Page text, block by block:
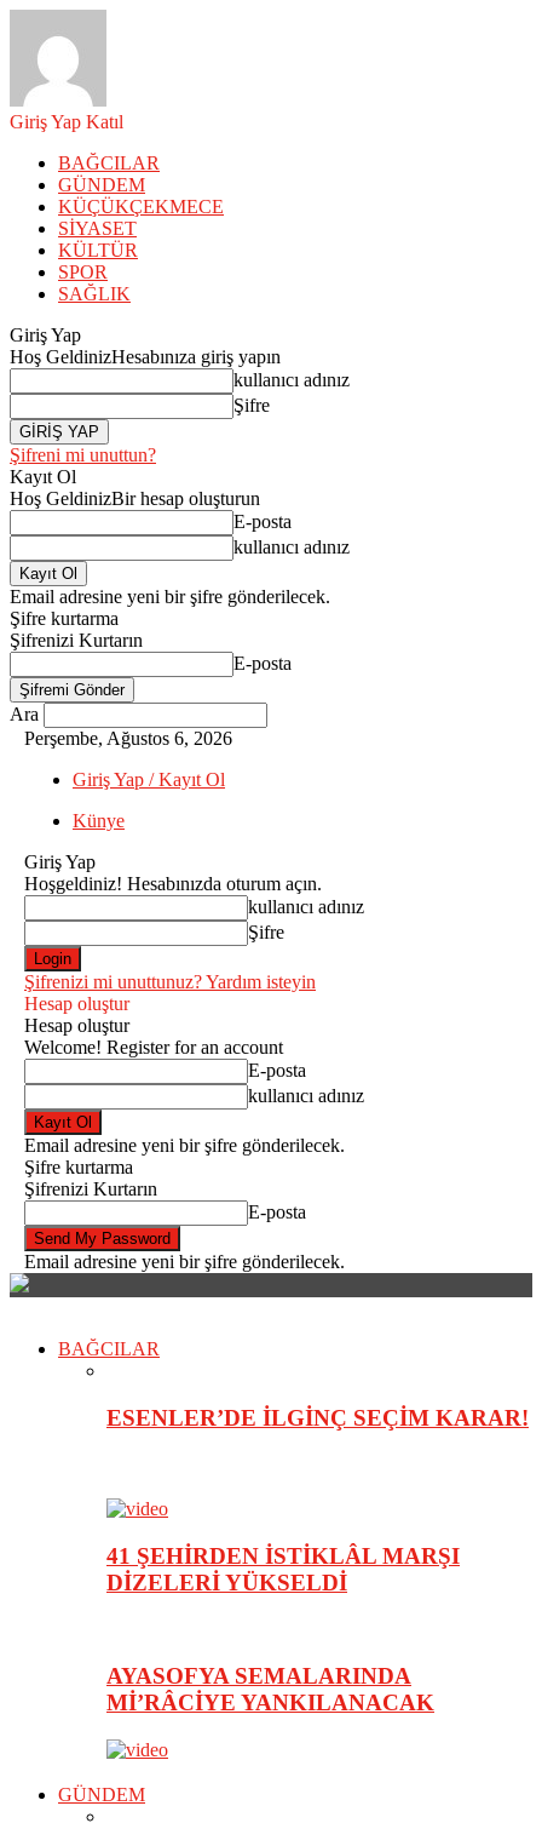
Giriş Yap Katıl
BAĞCILAR
GÜNDEM
KÜÇÜKÇEKMECE
SİYASET
KÜLTÜR
SPOR
SAĞLIK
Giriş Yap
Hoş GeldinizHesabınıza giriş yapın
kullanıcı adınız
Şifre
Şifreni mi unuttun?
Kayıt Ol
Hoş GeldinizBir hesap oluşturun
E-posta
kullanıcı adınız
Email adresine yeni bir şifre gönderilecek.
Şifre kurtarma
Şifrenizi Kurtarın
E-posta
Ara
Perşembe, Ağustos 6, 2026
Giriş Yap / Kayıt Ol
Künye
Giriş Yap
Hoşgeldiniz! Hesabınızda oturum açın.
kullanıcı adınız
Şifre
Şifrenizi mi unuttunuz? Yardım isteyin
Hesap oluştur
Hesap oluştur
Welcome! Register for an account
E-posta
kullanıcı adınız
Email adresine yeni bir şifre gönderilecek.
Şifre kurtarma
Şifrenizi Kurtarın
E-posta
Email adresine yeni bir şifre gönderilecek.
BAĞCILAR
ESENLER’DE İLGİNÇ SEÇİM KARAR!
41 ŞEHİRDEN İSTİKLÂL MARŞI
DİZELERİ YÜKSELDİ
AYASOFYA SEMALARINDA
Mİ’RÂCİYE YANKILANACAK
GÜNDEM